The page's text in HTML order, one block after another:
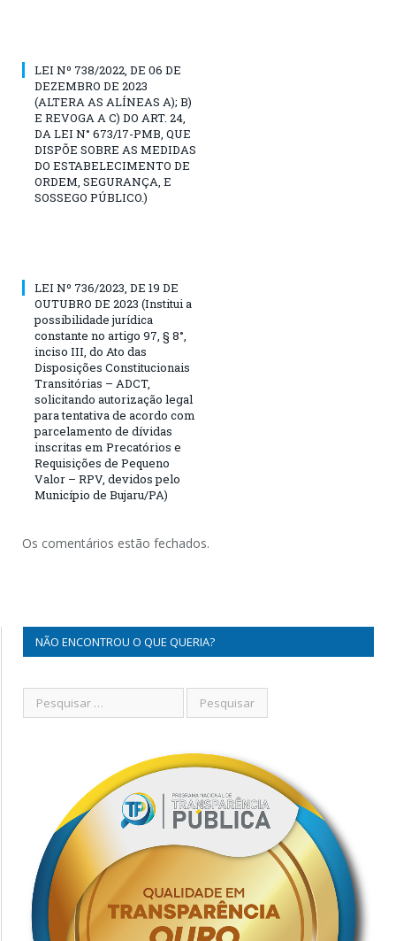
LEI Nº 738/2022, DE 06 DE
DEZEMBRO DE 2023
(ALTERA AS ALÍNEAS A); B)
E REVOGA A C) DO ART. 24,
DA LEI N° 673/17-PMB, QUE
DISPÕE SOBRE AS MEDIDAS
DO ESTABELECIMENTO DE
ORDEM, SEGURANÇA, E
SOSSEGO PÚBLICO.)
LEI Nº 736/2023, DE 19 DE
OUTUBRO DE 2023 (Institui a
possibilidade jurídica
constante no artigo 97, § 8°,
inciso III, do Ato das
Disposições Constitucionais
Transitórias – ADCT,
solicitando autorização legal
para tentativa de acordo com
parcelamento de dívidas
inscritas em Precatórios e
Requisições de Pequeno
Valor – RPV, devidos pelo
Município de Bujaru/PA)
Os comentários estão fechados.
NÃO ENCONTROU O QUE QUERIA?